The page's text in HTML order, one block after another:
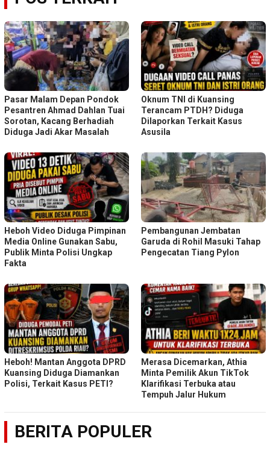
Pasar Malam Depan Pondok
Pesantren Ahmad Dahlan Tuai
Sorotan, Kacang Berhadiah
Diduga Jadi Akar Masalah
Oknum TNI di Kuansing
Terancam PTDH? Diduga
Dilaporkan Terkait Kasus
Asusila
Heboh Video Diduga Pimpinan
Media Online Gunakan Sabu,
Publik Minta Polisi Ungkap
Fakta
Pembangunan Jembatan
Garuda di Rohil Masuki Tahap
Pengecatan Tiang Pylon
Heboh! Mantan Anggota DPRD
Kuansing Diduga Diamankan
Polisi, Terkait Kasus PETI?
Merasa Dicemarkan, Athia
Minta Pemilik Akun TikTok
Klarifikasi Terbuka atau
Tempuh Jalur Hukum
BERITA POPULER